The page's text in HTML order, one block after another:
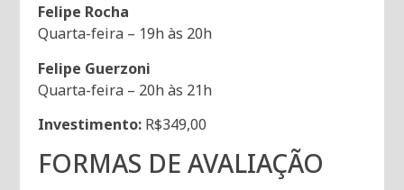
Felipe Rocha
Quarta-feira – 19h às 20h
Felipe Guerzoni
Quarta-feira – 20h às 21h
Investimento: R$349,00
FORMAS DE AVALIAÇÃO